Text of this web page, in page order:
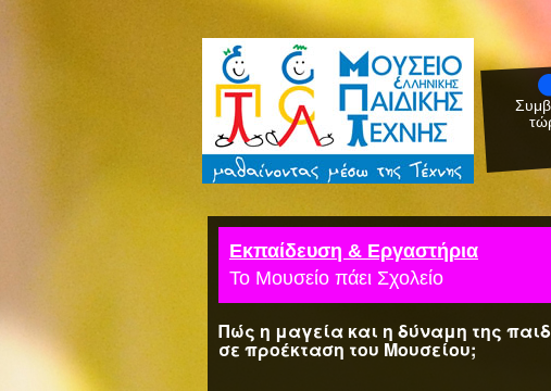
Εκπαίδευση & Εργαστήρια
Το Μουσείο πάει Σχολείο
Πώς η μαγεία και η δύναμη της
σε προέκταση του Μουσείου;